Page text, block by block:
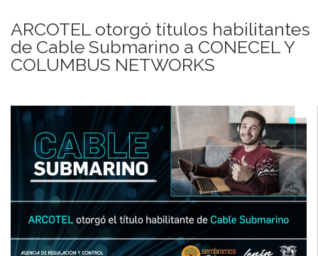
ARCOTEL otorgó títulos habilitantes
de Cable Submarino a CONECEL Y
COLUMBUS NETWORKS